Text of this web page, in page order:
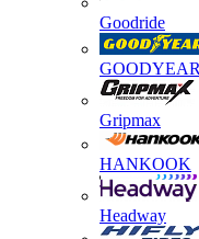
Goodride
GOODYEAR
Gripmax
HANKOOK
Headway